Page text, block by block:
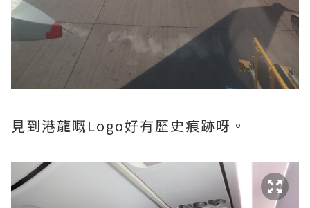
見到港龍嘅Logo好有歷史痕跡呀。